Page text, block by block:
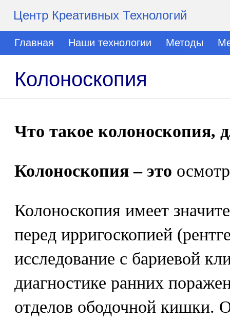
Центр Креативных Технологий
Главная Наши технологии Методы
Колоноскопия
Что такое колоноскопия,
Колоноскопия – это
Колоноскопия имеет
перед ирригоскопией
исследование с бариевой
диагностике ранних
отделов ободочной кишки.